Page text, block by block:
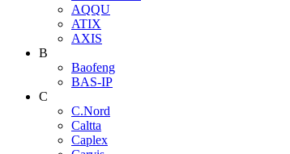
AQQU
ATIX
AXIS
B
Baofeng
BAS-IP
C
C.Nord
Caltta
Caplex